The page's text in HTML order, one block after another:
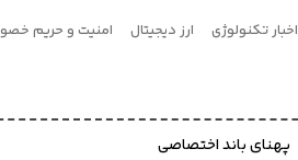
اخبار تکنولوژی ارز دیجیتال امنیت و حریم
پهنای باند اختصاصی